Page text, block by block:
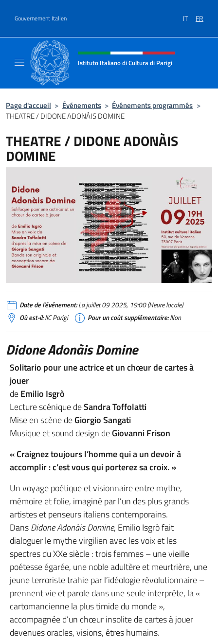
Gouvernement Italien IT FR
Site Web, social et en-tête de
Istituto Italiano di Cultura di Parigi
Page d'accueil > Événements > Événements programmés >
THEATRE / DIDONE ADONÀIS DOMINE
THEATRE / DIDONE ADONÀIS
DOMINE
Date de l'événement:La juillet 09 2025, 19:00 (Heure locale)
Où est-il:IIC Parigi Pour un coût supplémentaire:Non
Didone Adonàis Domine
Solitario pour une actrice et un chœur de cartes à
jouer
deEmilio Isgrò
Lecture scénique deSandra Toffolatti
Mise en scène deGiorgio Sangati
Musique et sound design deGiovanni Frison
« Craignez toujours l’homme qui a un devoir à
accomplir : c’est vous qui porterez sa croix. »
Un voyage poétique et visionnaire entre mythe,
mémoire et folie, imaginé par l’un des plus grands
artistes et penseurs italiens contemporains.
DansDidone Adonàis Domine, Emilio Isgrò fait
dialoguer le mythe virgilien avec les voix et les
spectres du XXe siècle : trois femmes – une vieille
poétesse égarée, une noble adultère et meurtrière, une
jeune terroriste trahie par l’idéologie révolutionnaire –
prennent vie et parole dans une seule interprète, la «
cartomancienne la plus timide du monde »,
accompagnée d’un chœur insolite de cartes à jouer
devenues oracles, visions, êtres humains.